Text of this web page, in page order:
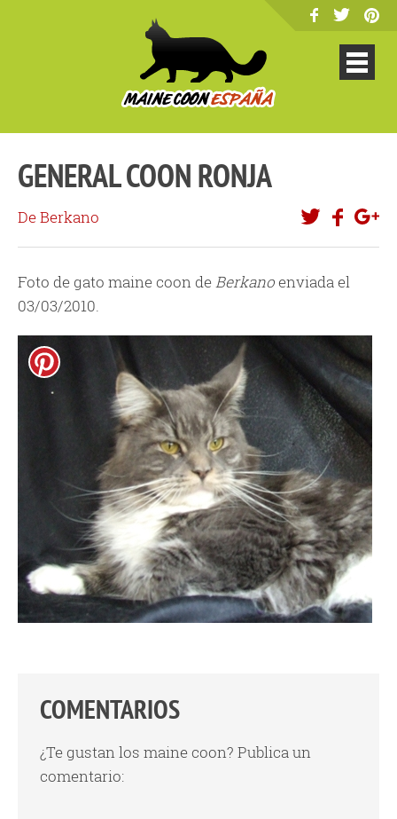
GENERAL COON RONJA
De Berkano
Foto de gato maine coon deBerkanoenviada el
03/03/2010.
COMENTARIOS
¿Te gustan los maine coon? Publica un
comentario: